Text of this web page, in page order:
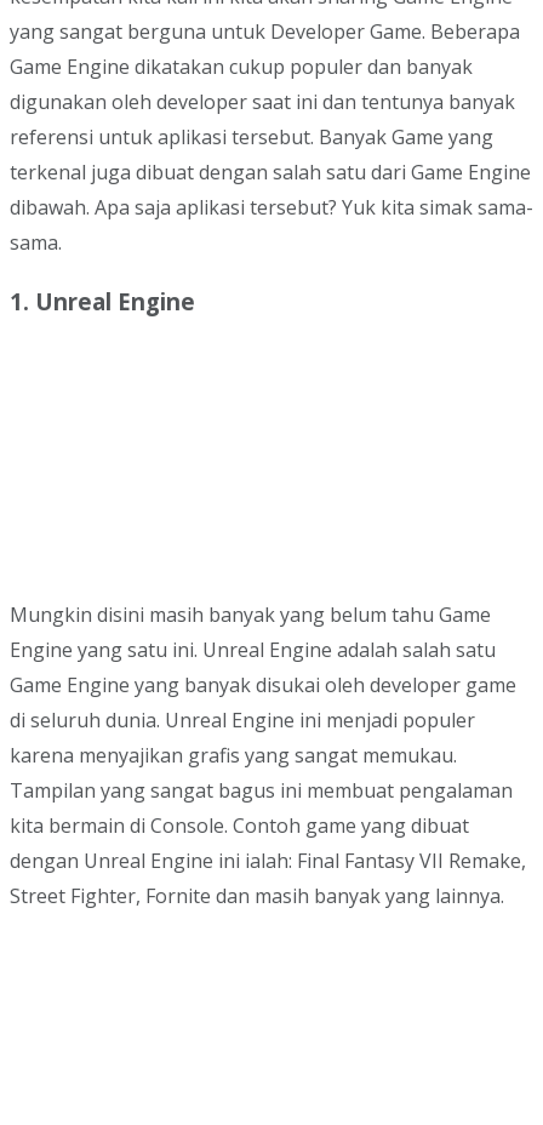
yang sangat berguna untuk Developer Game. Beberapa
Game Engine dikatakan cukup populer dan banyak
digunakan oleh developer saat ini dan tentunya banyak
referensi untuk aplikasi tersebut. Banyak Game yang
terkenal juga dibuat dengan salah satu dari Game Engine
dibawah. Apa saja aplikasi tersebut? Yuk kita simak sama-
sama.
1. Unreal Engine
Mungkin disini masih banyak yang belum tahu Game
Engine yang satu ini. Unreal Engine adalah salah satu
Game Engine yang banyak disukai oleh developer game
di seluruh dunia. Unreal Engine ini menjadi populer
karena menyajikan grafis yang sangat memukau.
Tampilan yang sangat bagus ini membuat pengalaman
kita bermain di Console. Contoh game yang dibuat
dengan Unreal Engine ini ialah: Final Fantasy VII Remake,
Street Fighter, Fornite dan masih banyak yang lainnya.